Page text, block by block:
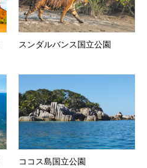
スンダルバンス国立公園
ココス島国立公園